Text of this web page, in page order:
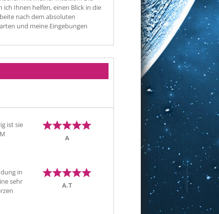
Ihnen helfen, einen Blick in die
nach dem absoluten
und meine Eingebungen
ist sie
A
in
sehr
A.T